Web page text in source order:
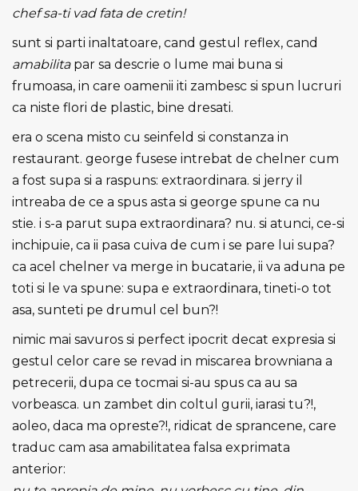
chef sa-ti vad fata de cretin!
sunt si parti inaltatoare, cand gestul reflex, cand
amabilitapar sa descrie o lume mai buna si
frumoasa, in care oamenii iti zambesc si spun lucruri
ca niste flori de plastic, bine dresati.
era o scena misto cu seinfeld si constanza in
restaurant. george fusese intrebat de chelner cum
a fost supa si a raspuns: extraordinara. si jerry il
intreaba de ce a spus asta si george spune ca nu
stie. i s-a parut supa extraordinara? nu. si atunci, ce-si
inchipuie, ca ii pasa cuiva de cum i se pare lui supa?
ca acel chelner va merge in bucatarie, ii va aduna pe
toti si le va spune: supa e extraordinara, tineti-o tot
asa, sunteti pe drumul cel bun?!
nimic mai savuros si perfect ipocrit decat expresia si
gestul celor care se revad in miscarea browniana a
petrecerii, dupa ce tocmai si-au spus ca au sa
vorbeasca. un zambet din coltul gurii, iarasi tu?!,
aoleo, daca ma opreste?!, ridicat de sprancene, care
traduc cam asa amabilitatea falsa exprimata
anterior: